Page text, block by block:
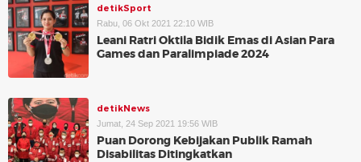
detikSport
Rabu, 06 Okt 2021 22:10 WIB
Leani Ratri Oktila Bidik Emas di Asian Para
Games dan Paralimpiade 2024
detikNews
Jumat, 24 Sep 2021 19:56 WIB
Puan Dorong Kebijakan Publik Ramah
Disabilitas Ditingkatkan